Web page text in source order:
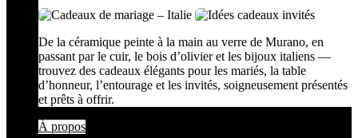
De la céramique peinte à la main au verre de Murano, en
passant par le cuir, le bois d’olivier et les bijoux italiens —
trouvez des cadeaux élégants pour les mariés, la table
d’honneur, l’entourage et les invités, soigneusement présentés
et prêts à offrir.
À propos